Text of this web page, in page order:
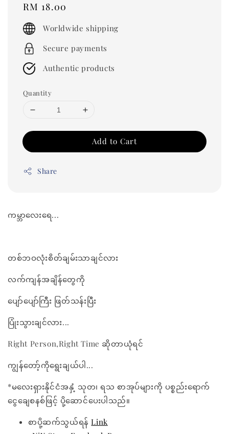
Regular
price
RM 18.00
Worldwide shipping
Secure payments
Authentic products
Quantity
Add to Cart
Share
ကမ္ဘာလေးရေ...
တစ်ဘဝလုံးစိတ်ချမ်းသာချင်လား
လက်ကျန်အချိန်တွေကို
ပျော်ပျော်ကြီး ဖြတ်သန်းပြီး
ပြုံးသွားချင်လား...
Right Person,Right Time ဆိုတာယုံရင်
ကျွန်တော့်ကိုရွေးချယ်ပါ...
*မလေးရှားနိုင်ငံအနှံ့ သုတ၊ ရသ စာအုပ်များကို ပစ္စည်းရောက်
ငွေချေစနစ်ဖြင့် ပို့ဆောင်ပေးပါသည်။
စာပို့ဆက်သွယ်ရန်Link